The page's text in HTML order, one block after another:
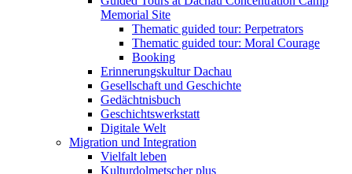
Memorial Site
Thematic guided tour: Perpetrators
Thematic guided tour: Moral Courage
Booking
Erinnerungskultur Dachau
Gesellschaft und Geschichte
Gedächtnisbuch
Geschichtswerkstatt
Digitale Welt
Migration und Integration
Vielfalt leben
Kulturdolmetscher plus